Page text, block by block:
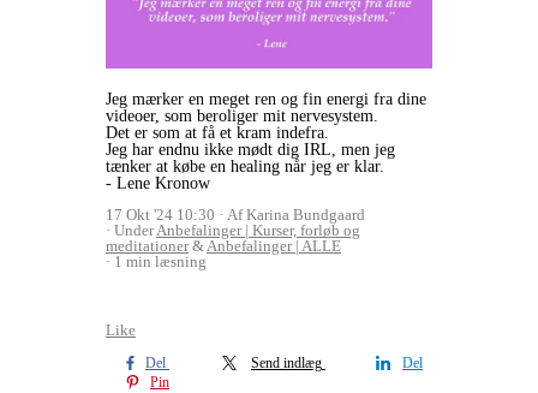
Jeg mærker en meget ren og fin energi fra dine
videoer, som beroliger mit nervesystem.
Det er som at få et kram indefra.
Jeg har endnu ikke mødt dig IRL, men jeg
tænker at købe en healing når jeg er klar.
- Lene Kronow
17 Okt '24 10:30
Af Karina Bundgaard
UnderAnbefalinger | Kurser, forløb og
meditationer&Anbefalinger | ALLE
1 min læsning
Like
Del Send indlæg
Del
Pin